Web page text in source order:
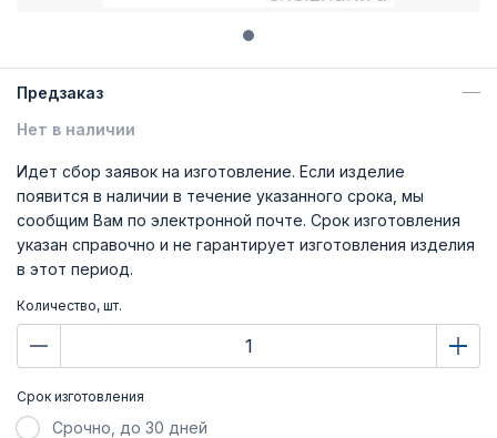
Предзаказ
Нет в наличии
Идет сбор заявок на изготовление. Если изделие
появится в наличии в течение указанного срока, мы
сообщим Вам по электронной почте. Срок изготовления
указан справочно и не гарантирует изготовления изделия
в этот период.
Количество, шт.
Срок изготовления
Срочно, до 30 дней